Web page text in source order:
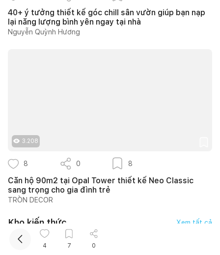
40+ ý tưởng thiết kế góc chill sân vườn giúp bạn nạp
lại năng lượng bình yên ngay tại nhà
Nguyễn Quỳnh Hương
3.208
8 0 8
Căn hộ 90m2 tại Opal Tower thiết kế Neo Classic
sang trọng cho gia đình trẻ
TRÒN DECOR
Kho kiến thức Xem tất cả
Nguyễn An Chi
4 7 0
Mua sắm hoàn thiện nhà